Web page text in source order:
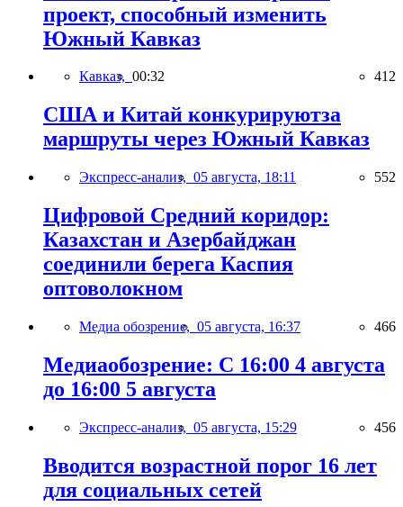
проект, способный изменить
Южный Кавказ
Кавказ, 00:32 412
США и Китай конкурируютза
маршруты через Южный Кавказ
Экспресс-анализ, 05 августа, 18:11 552
Цифровой Средний коридор:
Казахстан и Азербайджан
соединили берега Каспия
оптоволокном
Медиа обозрение, 05 августа, 16:37 466
Медиаобозрение: С 16:00 4 августа
до 16:00 5 августа
Экспресс-анализ, 05 августа, 15:29 456
Вводится возрастной порог 16 лет
для социальных сетей